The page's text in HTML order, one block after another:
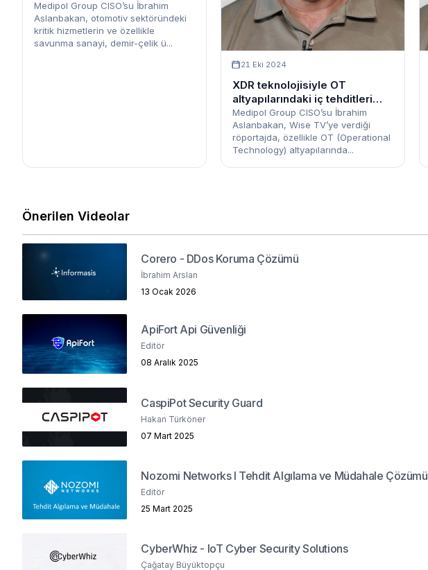
karşıya?
Medipol Group CISO’su İbrahim
Aslanbakan, otomotiv sektöründeki
kritik hizmetlerin ve özellikle
savunma sanayi, demir-çelik ü...
21 Eki 2024
XDR teknolojisiyle OT
altyapılarındaki iç tehditleri
tespit etmek mümkün mü?
Medipol Group CISO’su İbrahim
Aslanbakan, Wise TV’ye verdiği
röportajda, özellikle OT (Operational
Technology) altyapılarında...
Önerilen Videolar
Corero - DDos Koruma Çözümü
İbrahim Arslan
13 Ocak 2026
ApiFort Api Güvenliği
Editör
08 Aralık 2025
CaspiPot Security Guard
Hakan Türköner
07 Mart 2025
Nozomi Networks I Tehdit Algılama ve Müdahale Çözümü
Editör
25 Mart 2025
CyberWhiz - IoT Cyber Security Solutions
Çağatay Büyüktopçu